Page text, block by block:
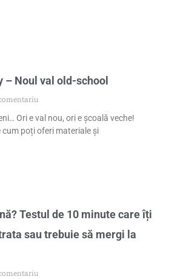
– Noul val old-school
Ori e val nou, ori e școală veche!
cum poți oferi materiale și
Testul de 10 minute care îți
sau trebuie să mergi la